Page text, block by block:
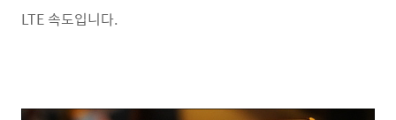
LTE 속도입니다.